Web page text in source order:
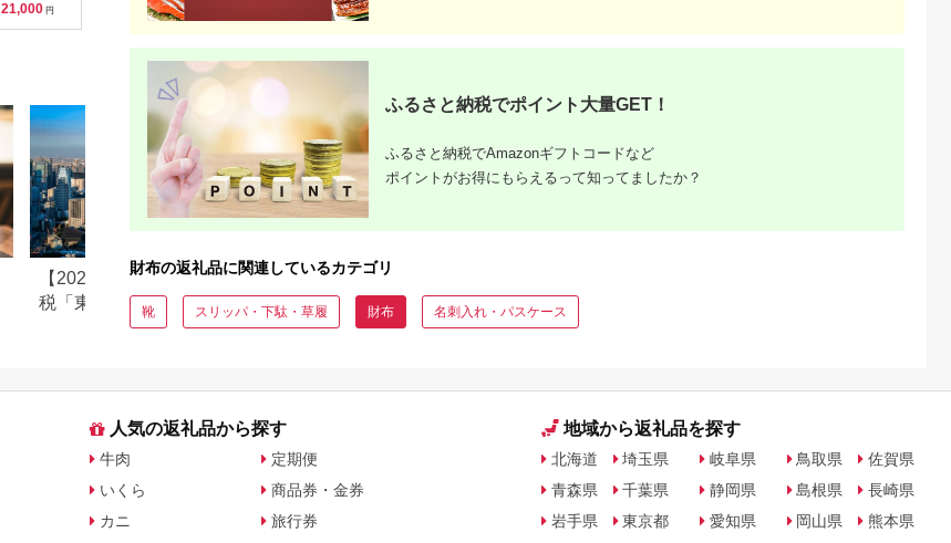
21,000 円
12260727-b] ソメス
メンズ レディース 財
本革 革 革製品 レザー
馬革 コードバン レビ
ューキャンペーン
寄付金額:105,000 56,000円
【2026年最新】ふるさと納
税「東京都」おすすめ返礼
品＆人気自治体
ふるさと納税の松茸おすす
めランキング【2026年最新
版】産地・量・価格で比較
ふるさと納税でポイント大量GET！
ふるさと納税でAmazonギフトコードなど
ポイントがお得にもらえるって知ってましたか？
財布の返礼品に関連しているカテゴリ
靴 スリッパ・下駄・草履 財布 名刺入れ・パスケース
人気の返礼品から探す
牛肉
いくら
カニ
定期便
商品券・金券
旅行券
地域から返礼品を探す
北海道
青森県
岩手県
埼玉県
千葉県
東京都
岐阜県
静岡県
愛知県
鳥取県
島根県
岡山県
佐賀県
長崎県
熊本県